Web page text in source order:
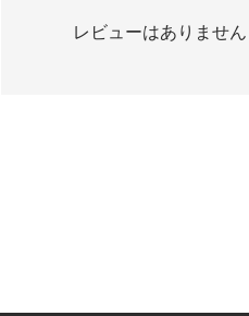
レビューはありません